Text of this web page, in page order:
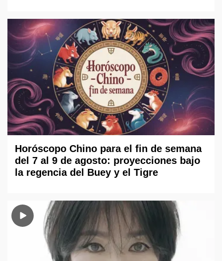
Horóscopo Chino para el fin de semana
del 7 al 9 de agosto: proyecciones bajo
la regencia del Buey y el Tigre